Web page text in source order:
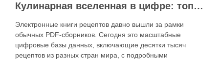
Кулинарная вселенная в цифре: топ-3 самых больших электронных книг рецептов
Электронные книги рецептов давно вышли за рамки
обычных PDF-сборников. Сегодня это масштабные
цифровые базы данных, включающие десятки тысяч
рецептов из разных стран мира, с подробными